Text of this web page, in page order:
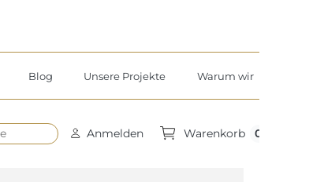
Blog Unsere Projekte Warum wir
Anmelden Warenkorb 0